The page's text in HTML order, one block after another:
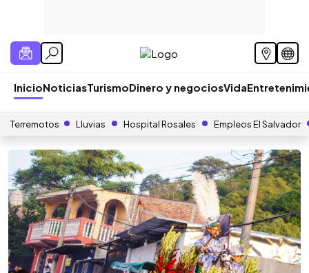
InicioNoticiasTurismoDinero y negociosVida
Terremotos Lluvias Hospital Rosales Empleos El Salvador